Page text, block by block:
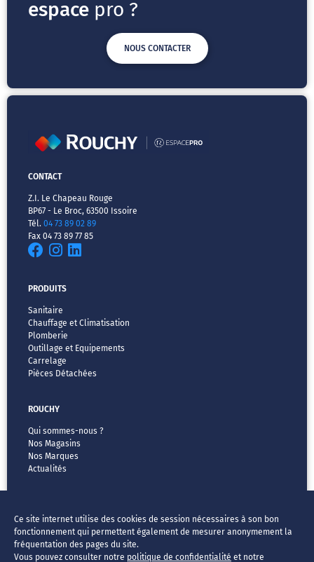
Ce site internet utilise des cookies de session nécessaires à son bon
fonctionnement qui permettent également de mesurer anonymement la
fréquentation des pages du site.
Vous pouvez consulter notre politique de confidentialité et notre
espace pro ?
NOUS CONTACTER
CONTACT
Z.I. Le Chapeau Rouge
BP67 - Le Broc, 63500 Issoire
Tél. 04 73 89 02 89
Fax 04 73 89 77 85
PRODUITS
Sanitaire
Chauffage et Climatisation
Plomberie
Outillage et Equipements
Carrelage
Pièces Détachées
ROUCHY
Qui sommes-nous ?
Nos Magasins
Nos Marques
Actualités
CGV
Vos données & vos droits
Mentions légales